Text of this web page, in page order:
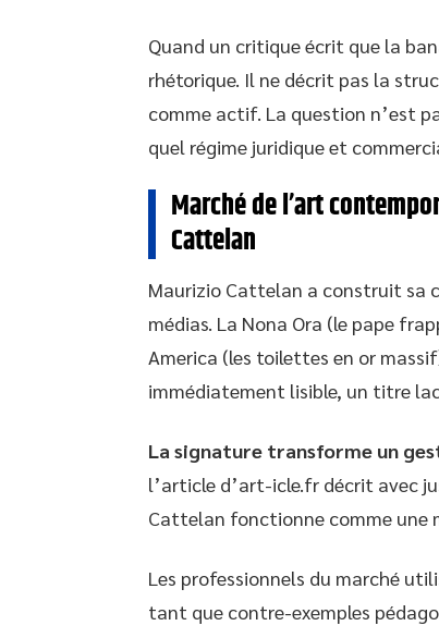
Quand un critique écrit que la
rhétorique. Il ne décrit pas la
comme actif. La question n’est
quel régime juridique et
Marché de l’art
Cattelan
Maurizio Cattelan a construit sa
médias. La Nona Ora (le pape
America (les toilettes en or
immédiatement lisible, un titre
La signature transforme un
l’article d’art-icle.fr décrit avec
Cattelan fonctionne comme une
Les professionnels du marché
tant que contre-exemples